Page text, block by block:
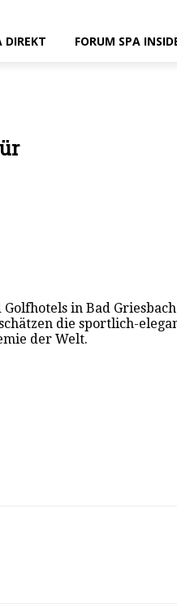
DIREKT FORUM SPA
in Bad
die sportlich-
der Welt.